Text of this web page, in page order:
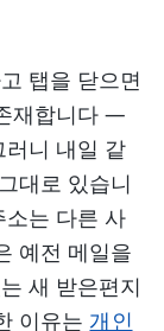
탭을 닫으면
재합니다 —
니 내일 같
대로 있습니
는 다른 사
예전 메일을
새 받은편지
이유는개인